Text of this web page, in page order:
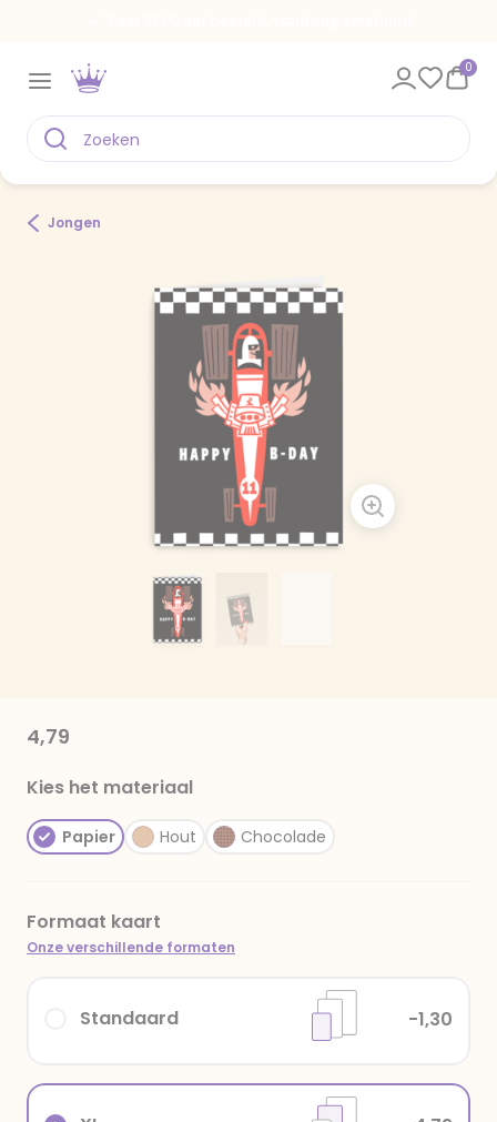
0
Jongen
4,79
Kies het materiaal
Papier Hout Chocolade
Formaat kaart
Onze verschillende formaten
Standaard -1,30